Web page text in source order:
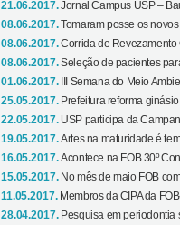
21.06.2017.Jornal Campus USP –
08.06.2017.Tomaram posse os
08.06.2017.Corrida de Revezamento
08.06.2017.Seleção de pacientes
01.06.2017.
III Semana do Meio
25.05.2017. Prefeitura reforma
22.05.2017. USP participa da
19.05.2017.Artes na maturidade é
16.05.2017.Acontece na FOB 30º
15.05.2017. No mês de maio FOB
11.05.2017. Membros da CIPA da
28.04.2017. Pesquisa em periodontia